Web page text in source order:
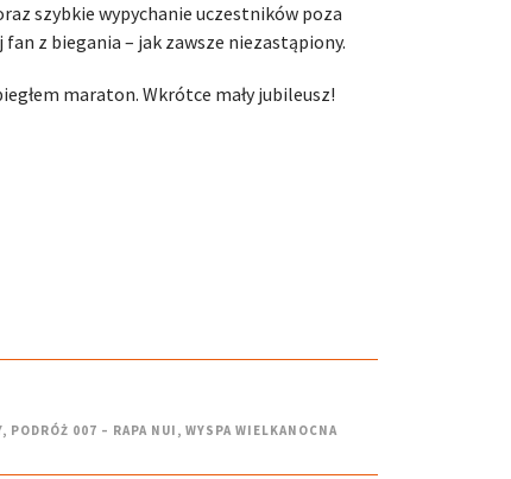
szybkie wypychanie uczestników poza
z biegania – jak zawsze niezastąpiony.
maraton. Wkrótce mały jubileusz!
, PODRÓŻ 007 – RAPA NUI , WYSPA WIELKANOCNA